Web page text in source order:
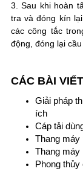
3. Sau khi hoàn
tra và đóng kín
các công tắc
động, đóng lại
CÁC BÀI
Giải pháp
ích
Cáp tải
Thang máy
Thang
Phong